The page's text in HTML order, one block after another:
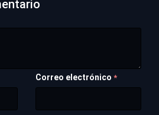
Correo electrónico *